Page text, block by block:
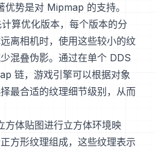
势是对 Mipmap 的支持。
算优化版本，每个版本的分
离相机时，使用这些较小的纹
混叠伪影。通过在单个 DDS
链，游戏引擎可以根据对象
最合适的纹理细节级别，从而
方体贴图进行立方体环境映
方形纹理组成，这些纹理表示